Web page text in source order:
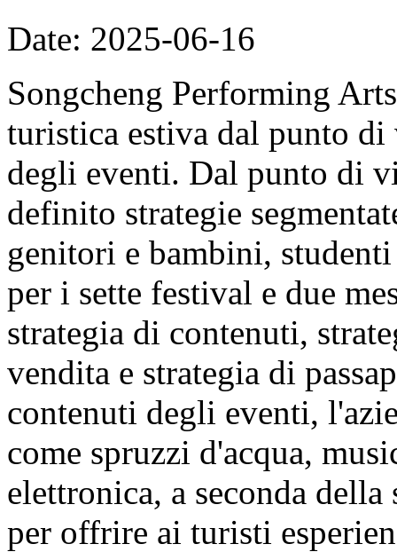
Date: 2025-06-16
Songcheng Performing
turistica estiva dal punto
degli eventi. Dal punto di
definito strategie
genitori e bambini,
per i sette festival e due
strategia di contenuti,
vendita e strategia di
contenuti degli eventi,
come spruzzi d'acqua,
elettronica, a seconda
per offrire ai turisti